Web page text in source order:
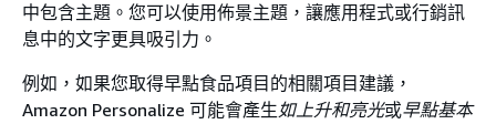
中包含主題。您可以使用佈景主題，讓應用程式或行銷訊
息中的文字更具吸引力。
例如，如果您取得早點食品項目的相關項目建議，
Amazon Personalize 可能會產生如上升和亮光或早點基本